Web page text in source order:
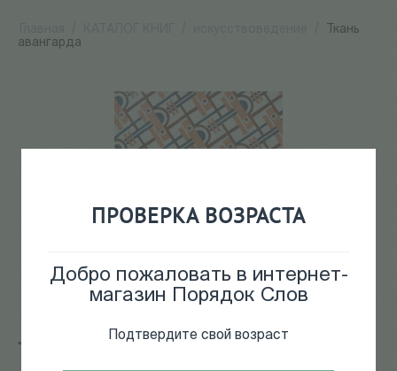
ПРОВЕРКА ВОЗРАСТА
Добро пожаловать в интернет-
магазин Порядок Слов
Подтвердите свой возраст
Ткань
авангарда
Ткань авангарда